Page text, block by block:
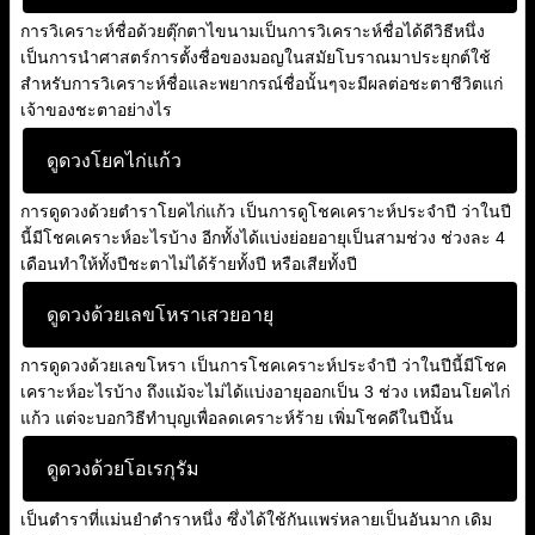
การวิเคราะห์ชื่อด้วยตุ๊กตาไขนามเป็นการวิเคราะห์ชื่อได้ดีวิธีหนึ่ง
เป็นการนำศาสตร์การตั้งชื่อของมอญในสมัยโบราณมาประยุกต์ใช้
สำหรับการวิเคราะห์ชื่อและพยากรณ์ชื่อนั้นๆจะมีผลต่อชะตาชีวิตแก่
เจ้าของชะตาอย่างไร
ดูดวงโยคไก่แก้ว
การดูดวงด้วยตำราโยคไก่แก้ว เป็นการดูโชคเคราะห์ประจำปี ว่าในปี
นี้มีโชคเคราะห์อะไรบ้าง อีกทั้งได้แบ่งย่อยอายุเป็นสามช่วง ช่วงละ 4
เดือนทำให้ทั้งปีชะตาไม่ได้ร้ายทั้งปี หรือเสียทั้งปี
ดูดวงด้วยเลขโหราเสวยอายุ
การดูดวงด้วยเลขโหรา เป็นการโชคเคราะห์ประจำปี ว่าในปีนี้มีโชค
เคราะห์อะไรบ้าง ถึงแม้จะไม่ได้แบ่งอายุออกเป็น 3 ช่วง เหมือนโยคไก่
แก้ว แต่จะบอกวิธีทำบุญเพื่อลดเคราะห์ร้าย เพิ่มโชคดีในปีนั้น
ดูดวงด้วยโอเรกุรัม
เป็นตำราที่แม่นยำตำราหนึ่ง ซึ่งได้ใช้กันแพร่หลายเป็นอันมาก เดิม